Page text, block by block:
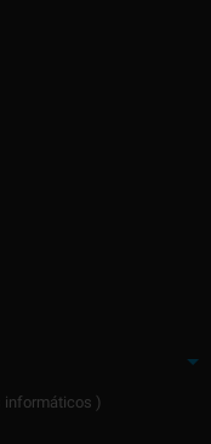
informáticos )